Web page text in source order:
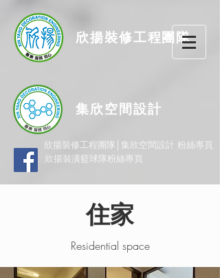
欣揚裝修工程團隊
集欣空間設計
欣揚裝修工程團隊│集欣空間設計 粉絲專頁
欣揚裝潢籃球隊粉絲專頁
住家
Residential space